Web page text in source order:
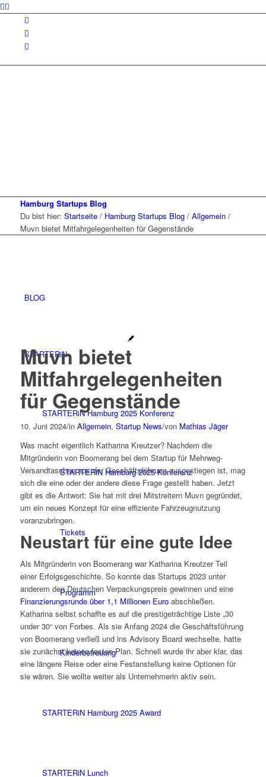
BLOG
STARTERiN
STARTERiN Hamburg 2025 Konferenz
STARTERiN Hamburg 2025 Konferenz
Tickets
Programm
Kinderbetreuung
STARTERiN Hamburg 2025 Award
STARTERiN Lunch
Hamburg Startups Blog
Du bist hier: Startseite / Hamburg Startups Blog / Allgemein /
Muvn bietet Mitfahrgelegenheiten für Gegenstände
Muvn bietet
Mitfahrgelegenheiten
für Gegenstände
10. Juni 2024/in Allgemein, Startup News/von Mathias Jäger
Was macht eigentlich Katharina Kreutzer? Nachdem die
Mitgründerin von Boomerang bei dem Startup für Mehrweg-
Versandtaschen aus der Geschäftsführung ausgestiegen ist, mag
sich die eine oder der andere diese Frage gestellt haben. Jetzt
gibt es die Antwort: Sie hat mit drei Mitstreitern Muvn gegründet,
um ein neues Konzept für eine effiziente Fahrzeugnutzung
voranzubringen.
Neustart für eine gute Idee
Als Mitgründerin von Boomerang war Katharina Kreutzer Teil
einer Erfolgsgeschichte. So konnte das Startups 2023 unter
anderem den Deutschen Verpackungspreis gewinnen und eine
Finanzierungsrunde über 1,1 Millionen Euroabschließen.
Katharina selbst schaffte es auf die prestigeträchtige Liste „30
under 30“ von Forbes. Als sie Anfang 2024 die Geschäftsführung
von Boomerang verließ und ins Advisory Board wechselte, hatte
sie zunächst keinen festen Plan. Schnell wurde ihr aber klar, das
eine längere Reise oder eine Festanstellung keine Optionen für
sie wären. Sie wollte weiter als Unternehmerin aktiv sein.